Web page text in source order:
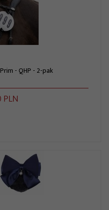
- QHP - 2-pak
PLN